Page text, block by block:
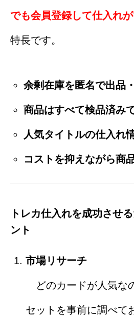
でも会員登録して仕入れ
特長です。
余剰在庫を匿名で出品
商品はすべて検品済み
人気タイトルの仕入れ
コストを抑えながら商
トレカ仕入れを成功させ
ント
市場リサーチ
どのカードが人気な
セットを事前に調べて